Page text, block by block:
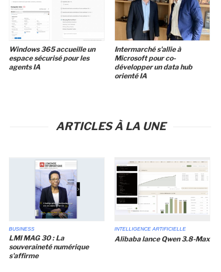
Windows 365 accueille un
espace sécurisé pour les
agents IA
Intermarché s'allie à
Microsoft pour co-
développer un data hub
orienté IA
ARTICLES À LA UNE
BUSINESS
LMI MAG 30 : La
souveraineté numérique
s'affirme
INTELLIGENCE ARTIFICIELLE
Alibaba lance Qwen 3.8-Max